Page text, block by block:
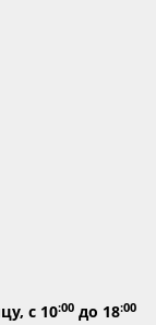
с 10:00 до 18:00